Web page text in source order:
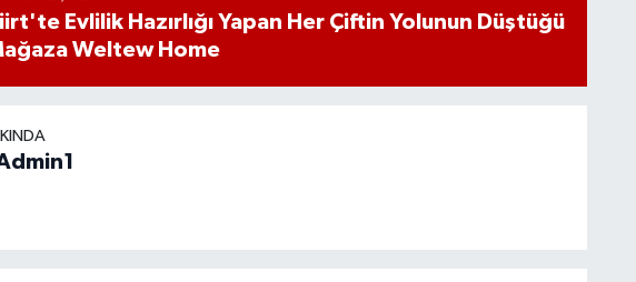
Evlilik Hazırlığı Yapan Her Çiftin Yolunun Düştüğü
Weltew Home